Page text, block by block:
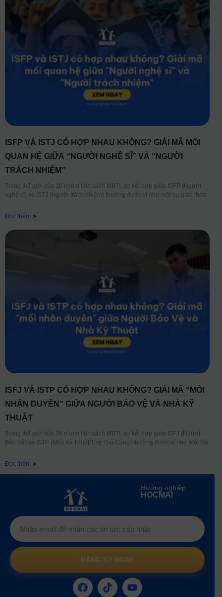
ISFP VÀ ISTJ CÓ HỢP NHAU KHÔNG? GIẢI MÃ MỐI
QUAN HỆ GIỮA “NGƯỜI NGHỆ SĨ” VÀ “NGƯỜI
TRÁCH NHIỆM”
Trong thế giới của 16 nhóm tính cách MBTI, sự kết hợp giữa ISFP (Người
nghệ sĩ) và ISTJ (Người trách nhiệm) thường được ví như một sự giao thoa
Đọc thêm ➤
ISFJ VÀ ISTP CÓ HỢP NHAU KHÔNG? GIẢI MÃ “MỐI
NHÂN DUYÊN” GIỮA NGƯỜI BẢO VỆ VÀ NHÀ KỸ
THUẬT
Trong thế giới của 16 nhóm tính cách MBTI, sự kết hợp giữa ISFJ (Người
Bảo Vệ) và ISTP (Nhà Kỹ Thuật/Thợ Thủ Công) thường được ví như một bài
Đọc thêm ➤
Hướng nghiệp
HOCMAI
ĐĂNG KÝ NGAY